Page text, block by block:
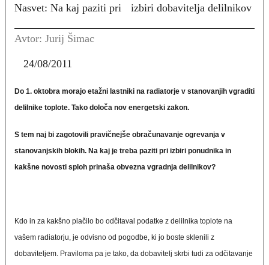
Nasvet: Na kaj paziti pri izbiri dobavitelja delilnikov
Avtor: Jurij Šimac
24/08/2011
Do 1. oktobra morajo etažni lastniki na radiatorje v stanovanjih vgraditi
delilnike toplote. Tako določa nov energetski zakon.
S tem naj bi zagotovili pravičnejše obračunavanje ogrevanja v
stanovanjskih blokih. Na kaj je treba paziti pri izbiri ponudnika in
kakšne novosti sploh prinaša obvezna vgradnja delilnikov?
Kdo in za kakšno plačilo bo odčitaval podatke z delilnika toplote na
vašem radiatorju, je odvisno od pogodbe, ki jo boste sklenili z
dobaviteljem. Praviloma pa je tako, da dobavitelj skrbi tudi za odčitavanje